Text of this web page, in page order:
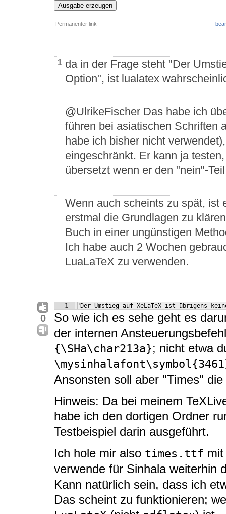
Ausgabe erzeugen
Permanenter link
1 da in der Frage steht "Der
Option", ist lualatex
@UlrikeFischer Das habe ich
führen bei asiatischen Schriften
habe ich bisher nicht
eingeschränkt. Er kann ja
übersetzt wenn er den "nein"-
Wenn auch scheints zu spät, ist
erstmal die Grundlagen zu
Buch in einer ungünstigen
Ich habe auch 2 Wochen
LuaLaTeX zu verwenden.
0
1 "Der Umstieg auf XeLaTeX ist übrigens
So wie ich es sehe geht es
der internen
{\SHa\char213a}; nicht etwa
Ansonsten soll aber "Times"
Hinweis: Da bei meinem
habe ich den dortigen Ordner
Testbeispiel darin ausgeführt.
Ich hole mir also times.ttf
verwende für Sinhala weiterhin
Kann natürlich sein, dass ich
Das scheint zu funktionieren;